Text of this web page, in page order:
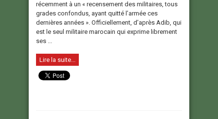
récemment à un « recensement des militaires, tous
grades confondus, ayant quitté l’armée ces
dernières années ». Officiellement, d’après Adib, qui
est le seul militaire marocain qui exprime librement
ses ...
Lire la suite...